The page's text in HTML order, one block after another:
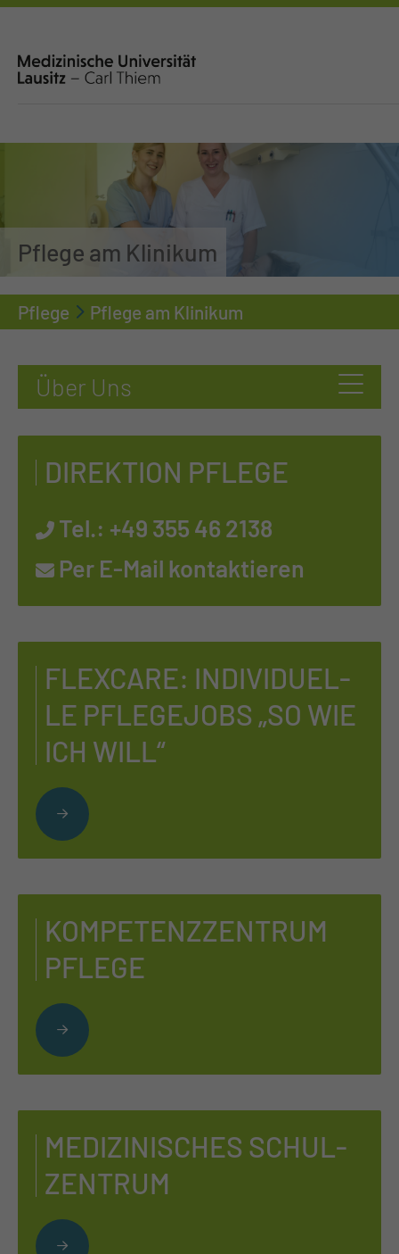
Pflege am Klinikum
Pflege Pflege am Klinikum
DI­REK­TI­ON PFLE­GE
Tel.: +49 355 46 2138
Per E-Mail kontaktieren
FLEX­CA­RE: IN­DI­VI­DU­EL­
LE PFLE­GE­JOBS „SO WIE
ICH WILL“
KOM­PE­TENZ­ZEN­TRUM
PFLE­GE
ME­DI­ZI­NI­SCHES SCHUL­
ZEN­TRUM